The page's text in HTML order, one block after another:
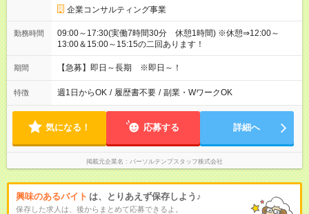
企業コンサルティング事業
勤務時間
09:00～17:30(実働7時間30分 休憩1時間) ※休憩⇒12:00～
13:00＆15:00～15:15の二回あります！
期間 【急募】即日～長期 ※即日～！
特徴 週1日からOK / 履歴書不要 / 副業・WワークOK
気になる！ 応募する 詳細へ
掲載元企業名 パーソルテンプスタッフ株式会社
興味のあるバイト は、とりあえず保存しよう♪
保存した求人は、後からまとめて応募できるよ。